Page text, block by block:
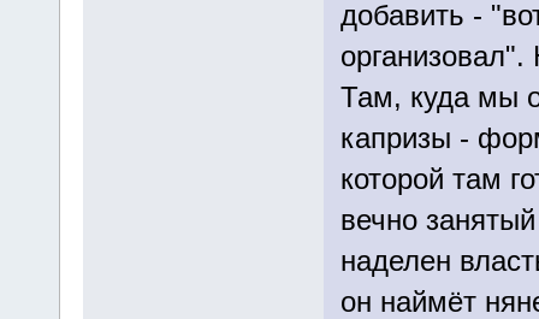
добавить -
Там, куда мы
капризы -
которой там
вечно
наделен
он наймёт